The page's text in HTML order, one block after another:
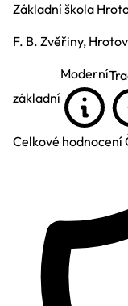
Základní škola
F. B. Zvěřiny,
základní
Moderní
Celkové hodnocení